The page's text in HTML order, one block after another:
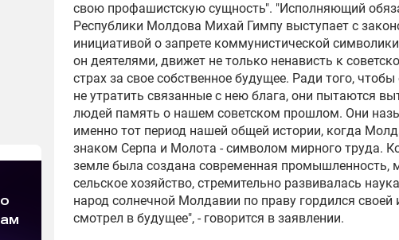
Жители Молдавии не против
укрепления связей с Россией —
опрос
11:59
Делегация Румынии прибыла в
Молдавию на машине, которая
числится в угоне
17:51
Власти Румынии не видят
угрозы для Молдавии со
стороны России
13:55
свою профашистскую сущность". "Исполняющий
Республики Молдова Михай Гимпу выступает с
инициативой о запрете коммунистической
он деятелями, движет не только ненависть к
страх за свое собственное будущее. Ради того,
не утратить связанные с нею блага, они пытаются
людей память о нашем советском прошлом. Они
именно тот период нашей общей истории, когда
знаком Серпа и Молота - символом мирного труда.
земле была создана современная промышленность,
сельское хозяйство, стремительно развивалась
народ солнечной Молдавии по праву гордился своей
смотрел в будущее", - говорится в заявлении.